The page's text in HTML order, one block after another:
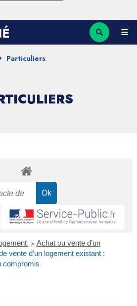
Particuliers
> Achat ou vente d’un
vente d’un logement existant :
compromis